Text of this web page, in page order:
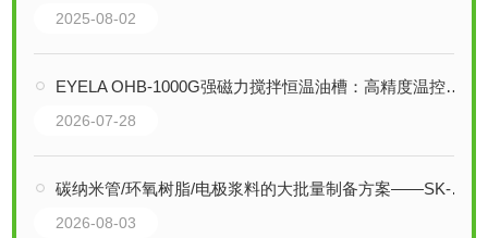
2025-08-02
EYELA OHB-1000G强磁力搅拌恒温油槽：高精度温控与强力搅拌的集成平台
2026-07-28
碳纳米管/环氧树脂/电极浆料的大批量制备方案——SK-3000TII
2026-08-03